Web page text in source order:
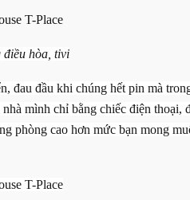
điều hòa, tivi
đầu khi chúng hết pin mà
mình chỉ bằng chiếc điện
phòng cao hơn mức bạn mong